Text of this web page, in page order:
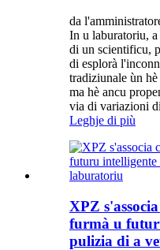
da
In u laburatoriu,
di un scientificu,
di esplorà
tradiziunale ùn
ma hè ancu
via di variazioni
Leghje di più
XPZ
furmà u
pulizia di a